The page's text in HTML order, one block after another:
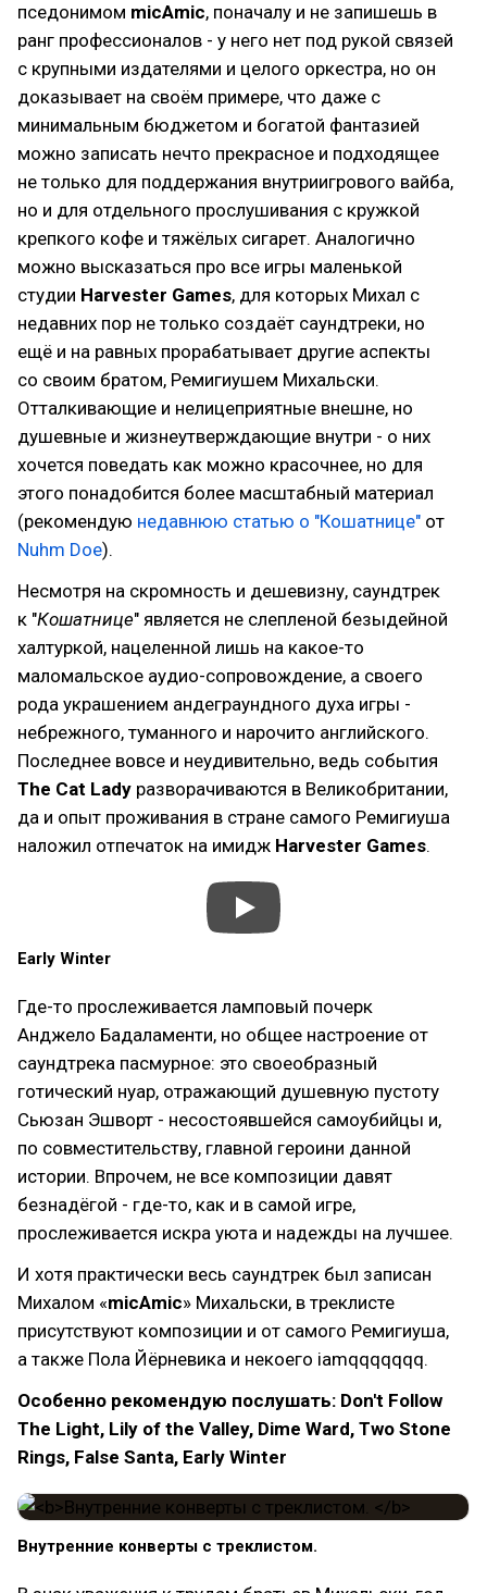
пседонимом micAmic, поначалу и не запишешь в
ранг профессионалов - у него нет под рукой связей
с крупными издателями и целого оркестра, но он
доказывает на своём примере, что даже с
минимальным бюджетом и богатой фантазией
можно записать нечто прекрасное и подходящее
не только для поддержания внутриигрового вайба,
но и для отдельного прослушивания с кружкой
крепкого кофе и тяжёлых сигарет. Аналогично
можно высказаться про все игры маленькой
студии Harvester Games, для которых Михал с
недавних пор не только создаёт саундтреки, но
ещё и на равных прорабатывает другие аспекты
со своим братом, Ремигиушем Михальски.
Отталкивающие и нелицеприятные внешне, но
душевные и жизнеутверждающие внутри - о них
хочется поведать как можно красочнее, но для
этого понадобится более масштабный материал
(рекомендую недавнюю статью о "Кошатнице" от
Nuhm Doe).
Несмотря на скромность и дешевизну, саундтрек
к "Кошатнице" является не слепленой безыдейной
халтуркой, нацеленной лишь на какое-то
маломальское аудио-сопровождение, а своего
рода украшением андеграундного духа игры -
небрежного, туманного и нарочито английского.
Последнее вовсе и неудивительно, ведь события
The Cat Lady разворачиваются в Великобритании,
да и опыт проживания в стране самого Ремигиуша
наложил отпечаток на имидж Harvester Games.
Early Winter
Где-то прослеживается ламповый почерк
Анджело Бадаламенти, но общее настроение от
саундтрека пасмурное: это своеобразный
готический нуар, отражающий душевную пустоту
Сьюзан Эшворт - несостоявшейся самоубийцы и,
по совместительству, главной героини данной
истории. Впрочем, не все композиции давят
безнадёгой - где-то, как и в самой игре,
прослеживается искра уюта и надежды на лучшее.
И хотя практически весь саундтрек был записан
Михалом «micAmic» Михальски, в треклисте
присутствуют композиции и от самого Ремигиуша,
а также Пола Йёрневика и некоего iamqqqqqqq.
Особенно рекомендую послушать: Don't Follow
The Light, Lily of the Valley, Dime Ward, Two Stone
Rings, False Santa, Early Winter
Внутренние конверты с треклистом.